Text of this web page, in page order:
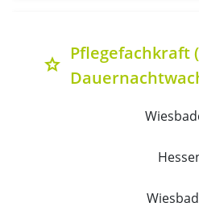
grade
Pflegefachkraft